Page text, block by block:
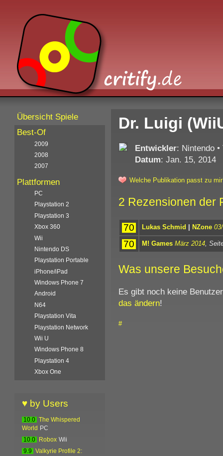
Dr. Luigi
Entwickler: Nintendo•
Datum: Jan. 15, 2014
Welche Publikation passt zu
2 Rezensionen der
70 Lukas Schmid | NZone
70 M! Games März 2014,
Was unsere
Es gibt noch keine
das ändern!
#
Übersicht Spiele
Best-Of
2009
2008
2007
Plattformen
PC
Playstation 2
Playstation 3
Xbox 360
Wii
Nintendo DS
Playstation Portable
iPhone/iPad
Windows Phone 7
Android
N64
Playstation Vita
Playstation Network
Wii U
Windows Phone 8
Playstation 4
Xbox One
♥ by Users
10.0
The Whispered
World
PC
10.0
Robox Wii
9.9
Valkyrie Profile 2: